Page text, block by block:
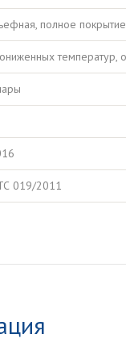
полное покрытие
температур,
019/2011